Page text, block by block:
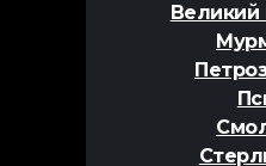
Великий